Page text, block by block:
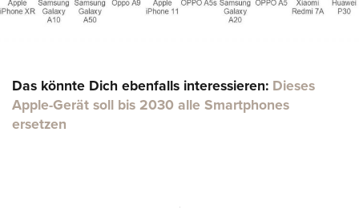
Das könnte Dich ebenfalls interessieren: Dieses
Apple-Gerät soll bis 2030 alle Smartphones
ersetzen